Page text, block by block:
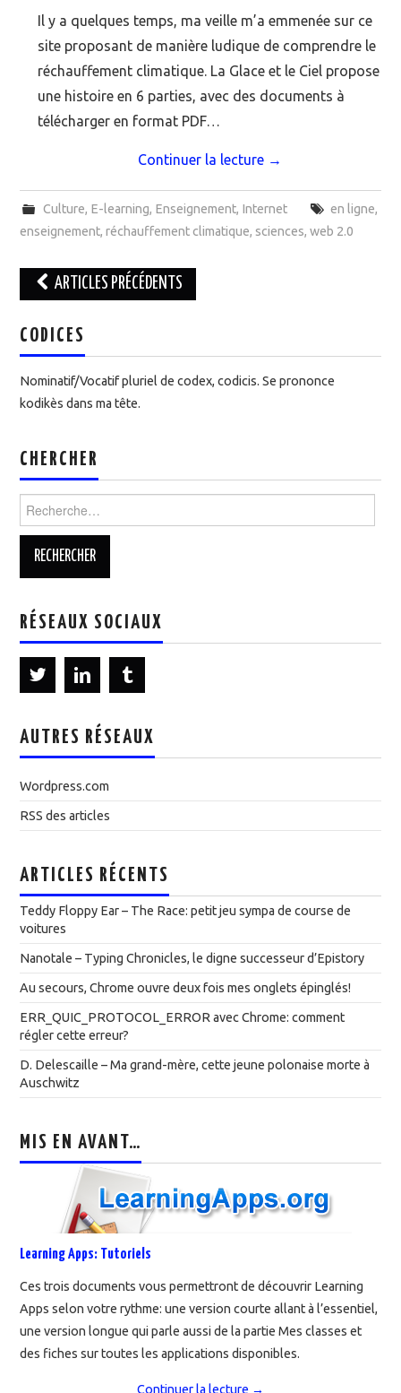
Il y a quelques temps, ma veille m’a emmenée sur ce
site proposant de manière ludique de comprendre le
réchauffement climatique. La Glace et le Ciel propose
une histoire en 6 parties, avec des documents à
télécharger en format PDF…
Continuer la lecture →
Culture, E-learning, Enseignement, Internet en ligne,
enseignement,réchauffement climatique, sciences,web 2.0
ARTICLES PRÉCÉDENTS
CODICES
Nominatif/Vocatif pluriel de codex, codicis. Se prononce
kodikès dans ma tête.
CHERCHER
Rechercher :
RÉSEAUX SOCIAUX
AUTRES RÉSEAUX
Wordpress.com
RSS des articles
ARTICLES RÉCENTS
Teddy Floppy Ear – The Race: petit jeu sympa de course de
voitures
Nanotale – Typing Chronicles, le digne successeur d’Epistory
Au secours, Chrome ouvre deux fois mes onglets épinglés!
ERR_QUIC_PROTOCOL_ERROR avec Chrome: comment
régler cette erreur?
D. Delescaille – Ma grand-mère, cette jeune polonaise morte à
Auschwitz
MIS EN AVANT…
Learning Apps: Tutoriels
Ces trois documents vous permettront de découvrir Learning
Apps selon votre rythme: une version courte allant à l’essentiel,
une version longue qui parle aussi de la partie Mes classes et
des fiches sur toutes les applications disponibles.
Continuer la lecture →